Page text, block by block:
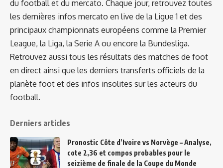
du football et du mercato. Chaque jour, retrouvez toutes
les dernières infos mercato en live de la Ligue 1 et des
principaux championnats européens comme la Premier
League, la Liga, la Serie A ou encore la Bundesliga.
Retrouvez aussi tous les résultats des matches de foot
en direct ainsi que les derniers transferts officiels de la
planète foot et des infos insolites sur les acteurs du
football.
Derniers articles
Pronostic Côte d’Ivoire vs Norvège – Analyse,
cote 2,36 et compos probables pour le
seizième de finale de la Coupe du Monde